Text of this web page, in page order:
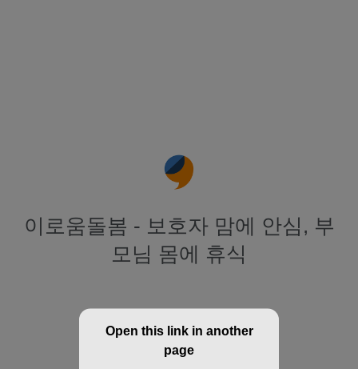
이로움돌봄 - 보호자 맘에 안심, 부
모님 몸에 휴식